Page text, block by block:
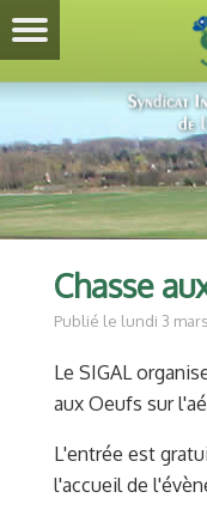
Chasse
Publié le lundi 3 mars
Le SIGAL
aux Oeufs sur
L'entrée est
l'accueil de